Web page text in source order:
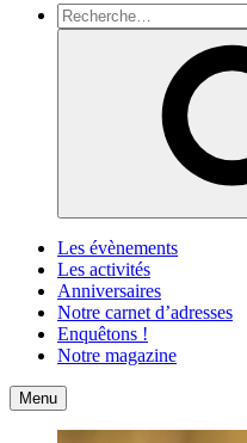
Recherche
pour
Les évènements
Les activités
Anniversaires
Notre carnet d’adresses
Enquêtons !
Notre magazine
Accueil
Menu Contact